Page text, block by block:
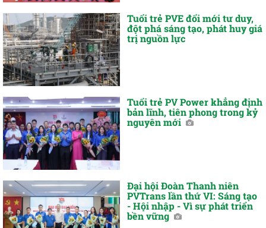
Tuổi trẻ PVE đổi mới tư duy,
đột phá sáng tạo, phát huy giá
trị nguồn lực
Tuổi trẻ PV Power khẳng định
bản lĩnh, tiên phong trong kỷ
nguyên mới
Đại hội Đoàn Thanh niên
PVTrans lần thứ VI: Sáng tạo
- Hội nhập - Vì sự phát triển
bền vững